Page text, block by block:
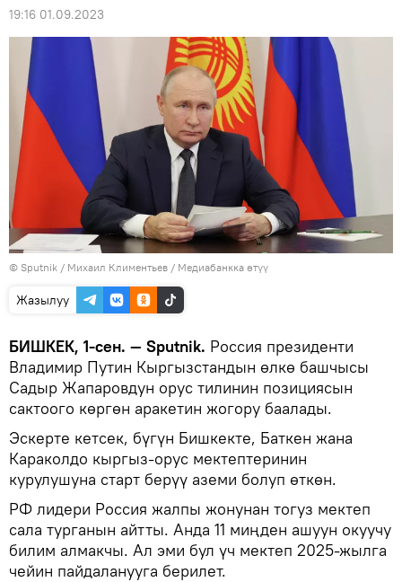
19:16 01.09.2023
© Sputnik / Михаил Климентьев / Медиабанкка өтүү
Жазылуу
БИШКЕК, 1-сен. — Sputnik. Россия президенти
Владимир Путин Кыргызстандын өлкө башчысы
Садыр Жапаровдун орус тилинин позициясын
сактоого көргөн аракетин жогору баалады.
Эскерте кетсек, бүгүн Бишкекте, Баткен жана
Караколдо кыргыз-орус мектептеринин
курулушуна старт берүү аземи болуп өткөн.
РФ лидери Россия жалпы жонунан тогуз мектеп
сала турганын айтты. Анда 11 миңден ашуун окуучу
билим алмакчы. Ал эми бул үч мектеп 2025-жылга
чейин пайдаланууга берилет.